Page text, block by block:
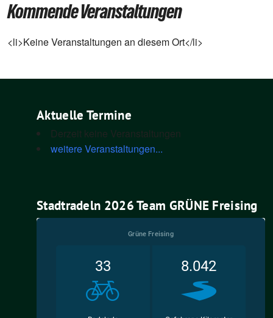
Kommende Veranstaltungen
<li>Keine Ver­an­stal­tun­gen an die­sem Ort</li>
Aktuelle Termine
Derzeit keine Veranstaltungen
weitere Veranstaltungen...
Stadtradeln 2026 Team GRÜNE Freising